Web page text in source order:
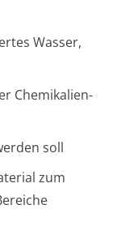
Wasser,
Chemikalien-
soll
zum